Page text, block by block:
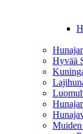
Hyvää
Muiden